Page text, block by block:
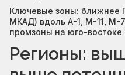
Ключевые зоны: ближнее
МКАД) вдоль А-1, М-11, М-
промзоны на юго-востоке
Регионы: